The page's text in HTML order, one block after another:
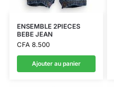
ENSEMBLE 2PIECES
BEBE JEAN
CFA8.500
Ajouter au panier